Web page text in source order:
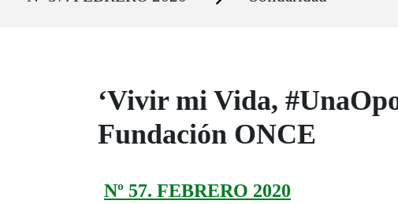
‘Vivir mi Vida,
Fundación ONCE
Nº 57. FEBRERO 2020